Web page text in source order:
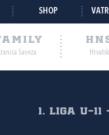
SHOP
Saveza
1. liga U-